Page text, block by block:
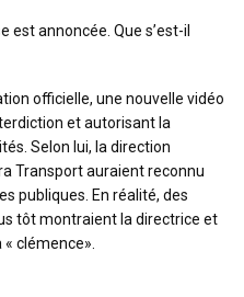
est annoncée. Que s’est-il
officielle, une nouvelle vidéo
et autorisant la
Selon lui, la direction
Transport auraient reconnu
publiques. En réalité, des
tôt montraient la directrice et
clémence».